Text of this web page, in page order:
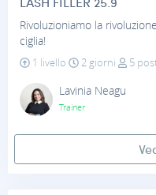
Rivoluzioniamo la
ciglia!
1 livello
2 giorni
5
Lavinia Neagu
Trainer